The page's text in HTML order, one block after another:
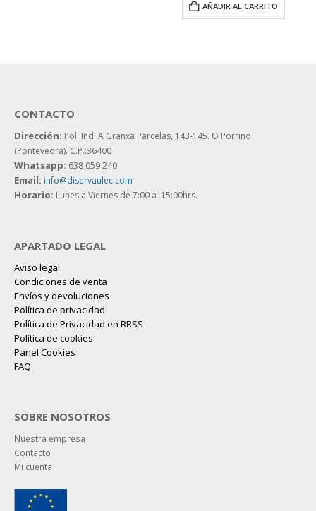
AÑADIR AL CARRITO
CONTACTO
Dirección: Pol. Ind. A Granxa Parcelas, 143-145. O Porriño
(Pontevedra). C.P.:36400
Whatsapp: 638 059 240
Email: info@diservaulec.com
Horario: Lunes a Viernes de 7:00 a 15:00hrs.
APARTADO LEGAL
Aviso legal
Condiciones de venta
Envíos y devoluciones
Política de privacidad
Política de Privacidad en RRSS
Política de cookies
Panel Cookies
FAQ
SOBRE NOSOTROS
Nuestra empresa
Contacto
Mi cuenta